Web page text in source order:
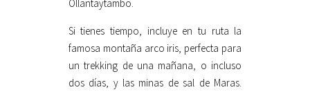
Ollantaytambo.
Si tienes tiempo, incluye en tu ruta la
famosa montaña arco iris, perfecta para
un trekking de una mañana, o incluso
dos días, y las minas de sal de Maras.